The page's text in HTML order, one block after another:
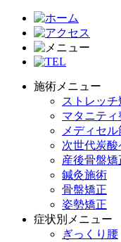
施術メニュー
ストレッチ
マタニティ
メディセ
次世代炭酸
産後骨盤矯
鍼灸施術
骨盤矯正
姿勢矯正
症状別メニュー
ぎっくり腰